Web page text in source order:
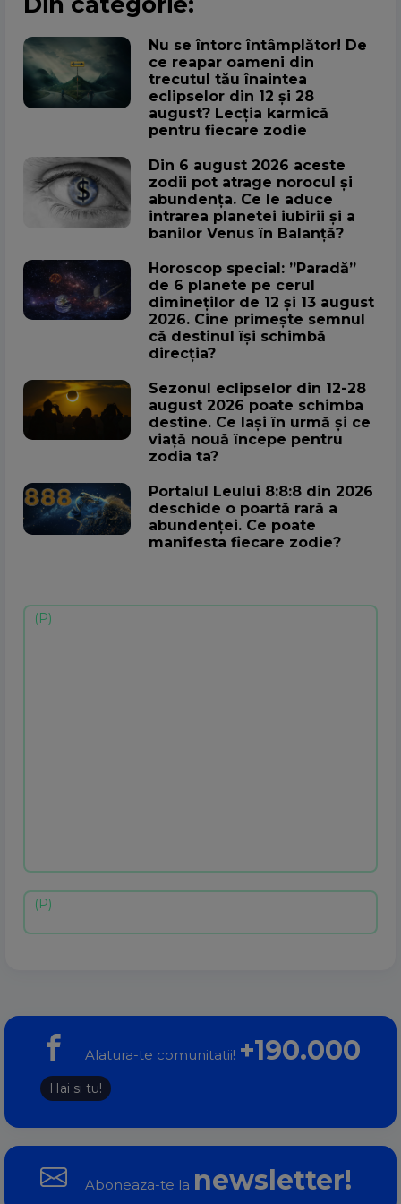
Nu se întorc întâmplător! De
ce reapar oameni din
trecutul tău înaintea
eclipselor din 12 și 28
august? Lecția karmică
pentru fiecare zodie
Din 6 august 2026 aceste
zodii pot atrage norocul și
abundența. Ce le aduce
intrarea planetei iubirii și a
banilor Venus în Balanță?
Horoscop special: ”Paradă”
de 6 planete pe cerul
dimineților de 12 și 13 august
2026. Cine primește semnul
că destinul își schimbă
direcția?
Sezonul eclipselor din 12-28
august 2026 poate schimba
destine. Ce lași în urmă și ce
viață nouă începe pentru
zodia ta?
Portalul Leului 8:8:8 din 2026
deschide o poartă rară a
abundenței. Ce poate
manifesta fiecare zodie?
Alatura-te comunitatii! +190.000
Hai si tu!
Aboneaza-te la newsletter!